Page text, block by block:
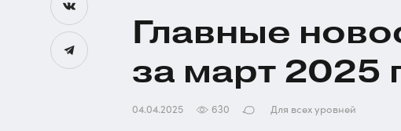
Главные
за март 2025
04.04.2025 630 Для всех уровней